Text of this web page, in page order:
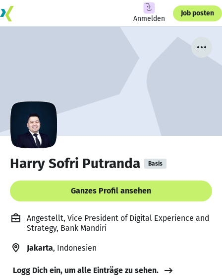
Anmelden
Job posten
Harry Sofri Putranda Basis
Ganzes Profil ansehen
Angestellt, Vice President of Digital Experience and
Strategy, Bank Mandiri
Jakarta, Indonesien
Logg Dich ein, um alle Einträge zu sehen.